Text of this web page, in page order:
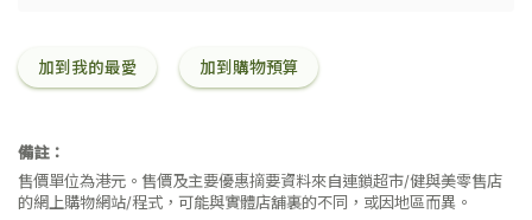
加到我的最愛 加到購物預算
備註：
售價單位為港元。售價及主要優惠摘要資料來自連鎖超市/健與美零售店
的網上購物網站/程式，可能與實體店舖裏的不同，或因地區而異。